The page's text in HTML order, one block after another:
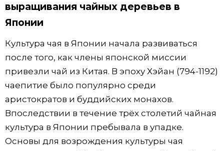
выращивания чайных деревьев в
Японии
Культура чая в Японии начала развиваться
после того, как члены японской миссии
привезли чай из Китая. В эпоху Хэйан (794-1192)
чаепитие было популярно среди
аристократов и буддийских монахов.
Впоследствии в течение трёх столетий чайная
культура в Японии пребывала в упадке.
Основы для возрождения культуры чая